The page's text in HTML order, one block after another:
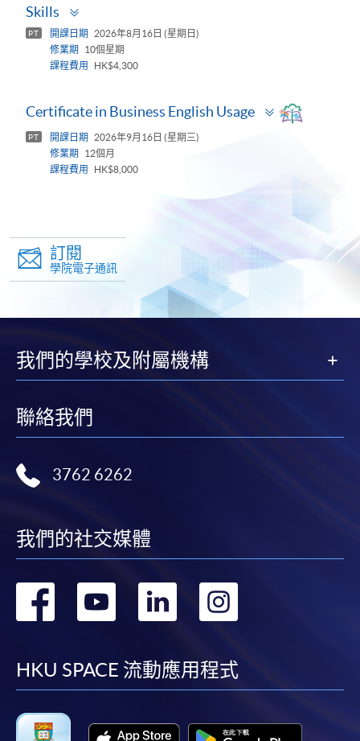
Skills
PT 開課日期
2026年8月16日 (星期日)
修業期
10個星期
課程費用
HK$4,300
Certificate in Business English Usage
Toggle
panel
PT 開課日期
2026年9月16日 (星期三)
修業期
12個月
課程費用
HK$8,000
訂閱
學院電子通訊
我們的學校及附屬機構
聯絡我們
3762 6262
我們的社交媒體
轉
facebook
轉
youtube
轉
linkedin
轉
HKU SPACE 流動應用程式